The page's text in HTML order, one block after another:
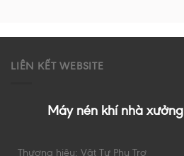
LIÊN KẾT WEBSITE
Máy nén khí nhà xưởng
Thương hiệu: Vật Tư Phụ Trợ